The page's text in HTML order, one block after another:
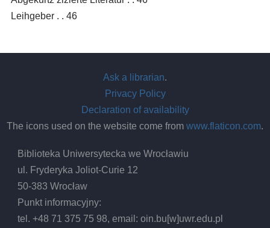
Leihgeber . . 46
Ask a librarian.
Privacy Policy
Declaration of availability
The icons used on the website come from www.flaticon.com.
Biblioteka Uniwersytecka we Wrocławiu
ul. Fryderyka Joliot-Curie 12
50-383 Wrocław
Punkt informacyjny:
tel. +48 71 375 75 98, email:oin.bu[w]uwr.edu.pl